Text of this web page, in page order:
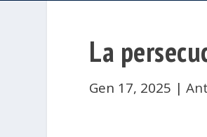
La
Gen 17, 2025 |